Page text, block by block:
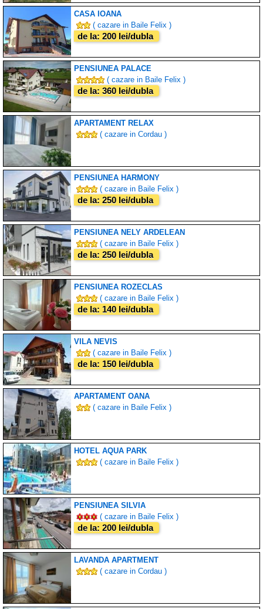
CASA IOANA
( cazare in Baile Felix )
de la: 200 lei/dubla
PENSIUNEA PALACE
( cazare in Baile Felix )
de la: 360 lei/dubla
APARTAMENT RELAX
( cazare in Cordau )
PENSIUNEA HARMONY
( cazare in Baile Felix )
de la: 250 lei/dubla
PENSIUNEA NELY ARDELEAN
( cazare in Baile Felix )
de la: 250 lei/dubla
PENSIUNEA ROZECLAS
( cazare in Baile Felix )
de la: 140 lei/dubla
VILA NEVIS
( cazare in Baile Felix )
de la: 150 lei/dubla
APARTAMENT OANA
( cazare in Baile Felix )
HOTEL AQUA PARK
( cazare in Baile Felix )
PENSIUNEA SILVIA
( cazare in Baile Felix )
de la: 200 lei/dubla
LAVANDA APARTMENT
( cazare in Cordau )